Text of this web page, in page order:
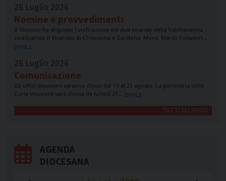
26 Luglio 2026
Nomine e provvedimenti
Il Vescovo ha disposto l’unificazione dei due vicariati della Valchiavenna
costituendo il Vicariato di Chiavenna e Gordona. Mons. Marco Folladori…
leggi »
26 Luglio 2026
Comunicazione
Gli uffici diocesani saranno chiusi dal 10 al 21 agosto. La portineria della
Curia vescovile sarà chiusa da lunedì 27… leggi »
TUTTI GLI AVVISI
AGENDA
DIOCESANA